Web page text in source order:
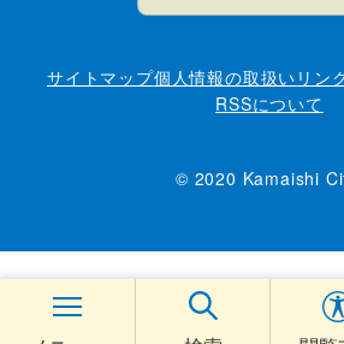
サイトマップ個人情報の取扱い リン
RSSについて
© 2020 Kamaishi